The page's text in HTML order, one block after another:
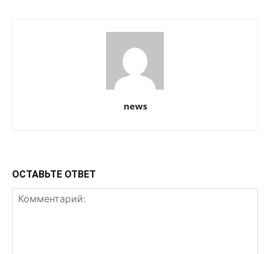
news
ОСТАВЬТЕ ОТВЕТ